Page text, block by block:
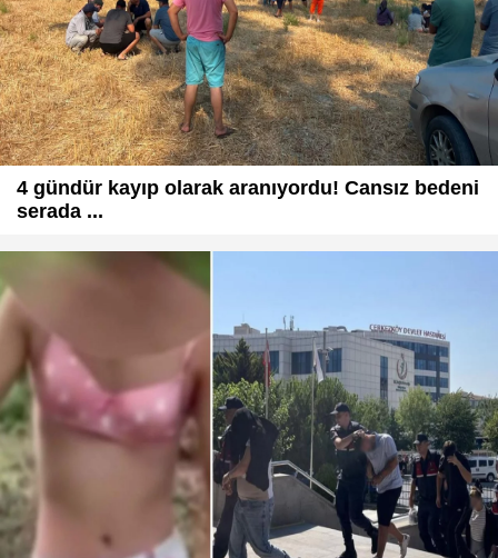
4 gündür kayıp olarak aranıyordu! Cansız bedeni
serada ...